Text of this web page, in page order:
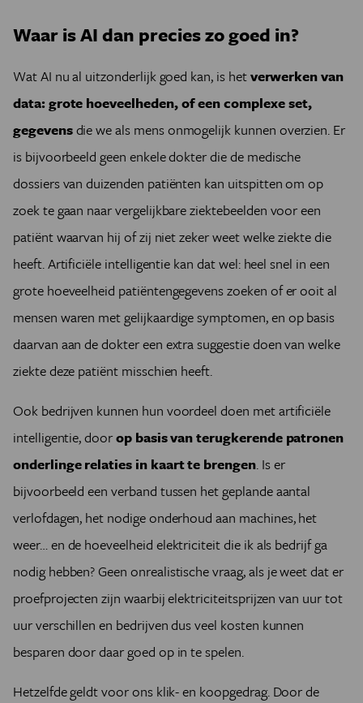
Waar is AI dan precies zo goed in?
Wat AI nu al uitzonderlijk goed kan, is hetverwerken van
data: grote hoeveelheden, of een complexe set,
gegevensdie we als mens onmogelijk kunnen overzien. Er
is bijvoorbeeld geen enkele dokter die de medische
dossiers van duizenden patiënten kan uitspitten om op
zoek te gaan naar vergelijkbare ziektebeelden voor een
patiënt waarvan hij of zij niet zeker weet welke ziekte die
heeft. Artificiële intelligentie kan dat wel: heel snel in een
grote hoeveelheid patiëntengegevens zoeken of er ooit al
mensen waren met gelijkaardige symptomen, en op basis
daarvan aan de dokter een extra suggestie doen van welke
ziekte deze patiënt misschien heeft.
Ook bedrijven kunnen hun voordeel doen met artificiële
intelligentie, doorop basis van terugkerende patronen
onderlinge relaties in kaart te brengen. Is er
bijvoorbeeld een verband tussen het geplande aantal
verlofdagen, het nodige onderhoud aan machines, het
weer… en de hoeveelheid elektriciteit die ik als bedrijf ga
nodig hebben? Geen onrealistische vraag, als je weet dat er
proefprojecten zijn waarbij elektriciteitsprijzen van uur tot
uur verschillen en bedrijven dus veel kosten kunnen
besparen door daar goed op in te spelen.
Hetzelfde geldt voor ons klik- en koopgedrag. Door de